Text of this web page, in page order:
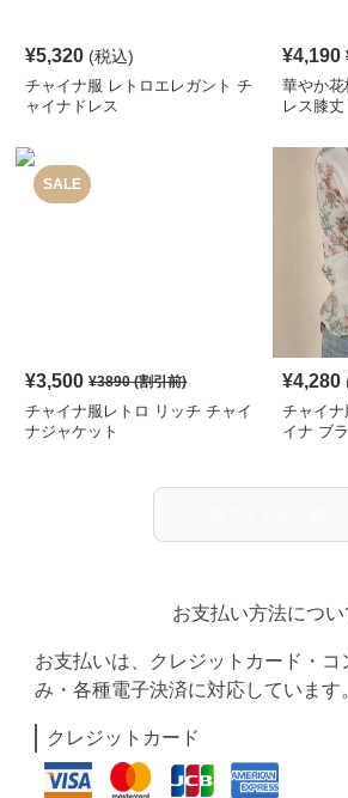
¥5,320 (税込)
チャイナ服 レトロエレガント チ
ャイナドレス
¥4,190
華やか
レス膝丈
SALE
¥3,500 ¥3890(割引前)
チャイナ服レトロ リッチ チャイ
ナジャケット
¥4,280
チャイ
イナ ブ
お支払い方法につい
お支払いは、クレジットカード・コ
み・各種電子決済に対応しています
クレジットカード